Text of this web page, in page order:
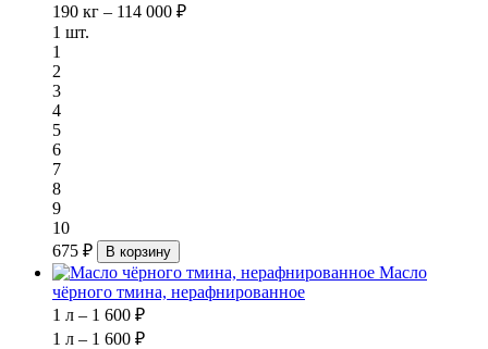
190 кг – 114 000 ₽
1 шт.
1
2
3
4
5
6
7
8
9
10
675 ₽
В корзину
Масло
чёрного тмина, нерафнированное
1 л – 1 600 ₽
1 л – 1 600 ₽